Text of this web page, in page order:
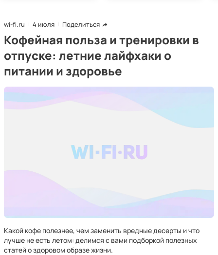
wi-fi.ru 4 июля Поделиться
Кофейная польза и тренировки в
отпуске: летние лайфхаки о
питании и здоровье
Какой кофе полезнее, чем заменить вредные десерты и что
лучше не есть летом: делимся с вами подборкой полезных
статей о здоровом образе жизни.